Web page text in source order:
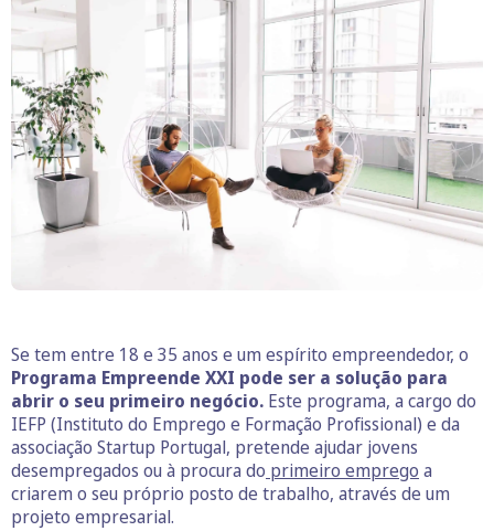
Se tem entre 18 e 35 anos e um espírito empreendedor, o
Programa Empreende XXI pode ser a solução para
abrir o seu primeiro negócio. Este programa, a cargo do
IEFP (Instituto do Emprego e Formação Profissional) e da
associação Startup Portugal, pretende ajudar jovens
desempregados ou à procura do primeiro emprego a
criarem o seu próprio posto de trabalho, através de um
projeto empresarial.